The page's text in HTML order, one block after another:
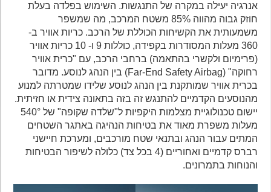
אנרגיה יעילה במקרה של התנגשות. השימוש בפלדה בעלת
חוזק גבוה מהווה 85% משטח המרכב, מה שמשפר
משמעותית את הקשיחות הכוללת של הרכב. כריות אוויר ב-
360 מעלות המסודרות בקפידה, כוללות 9 ו- 10 כריות אוויר
(פרימיום ולקשרי בהתאמה) ברחבי הרכב, עם "כרית אוויר
רחוקה" (Far-End Safety Airbag) בין הנהג לנוסע. מדובר
בכרית אוויר שמותקנת בין הנהג לנוסע שלידו שמטרתה למנוע
מהנוסעים הקדמיים להתנגש זה בזה בתאונה צידית או חזיתית.
יישום טכנולוגיית מצלמות היקפיות ל"שלדה שקופה" של 540°
מעלות משפרת מאוד את בטיחות הנהיגה באתגר השטחים
המתים עבור הנהג ובתנאי שטח מורכבים, ומערכת חיישני
רברס קדמיים ואחוריים (4 בכל צד) כלולה לשיפור הבטיחות
והנוחות בתמרונים.